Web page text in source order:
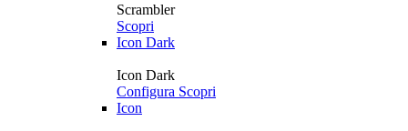
Scrambler
Scopri
Icon Dark
Icon Dark
Configura Scopri
Icon